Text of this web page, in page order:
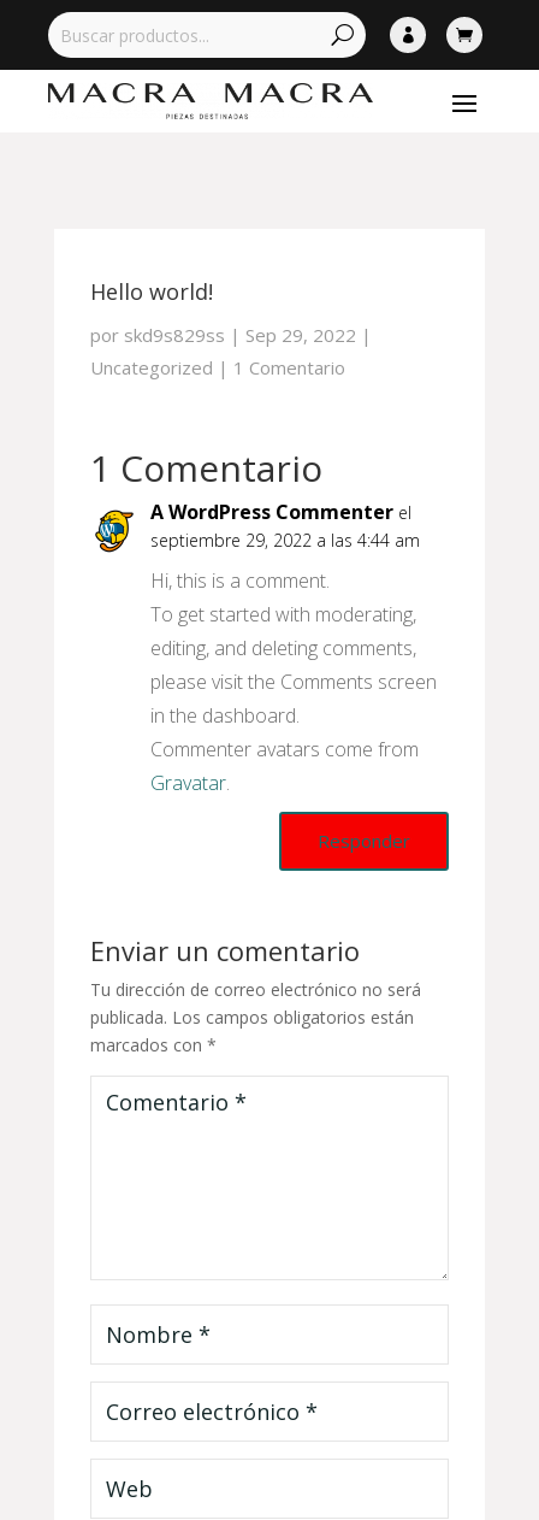
 
Hello world!
por skd9s829ss | Sep 29, 2022 |
Uncategorized | 1 Comentario
1 Comentario
A WordPress Commenter el
septiembre 29, 2022 a las 4:44 am
Hi, this is a comment.
To get started with moderating,
editing, and deleting comments,
please visit the Comments screen
in the dashboard.
Commenter avatars come from
Gravatar.
Responder
Enviar un comentario
Tu dirección de correo electrónico no será
publicada. Los campos obligatorios están
marcados con *